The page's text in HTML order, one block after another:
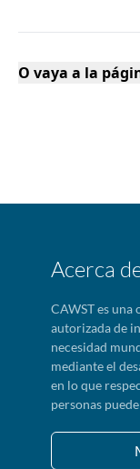
O vaya a la
Acerca
CAWST es
autorizada de
necesidad
mediante el
en lo que
personas